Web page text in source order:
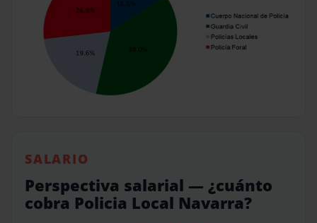
SALARIO
Perspectiva salarial — ¿cuánto
cobra Policia Local Navarra?